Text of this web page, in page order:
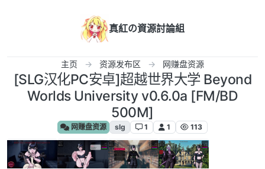
真紅の資源討論組
主页 资源发布区 网赚盘资源
[SLG汉化PC安卓]超越世界大学 Beyond
Worlds University v0.6.0a [FM/BD
500M]
网赚盘资源 slg 1 1 113